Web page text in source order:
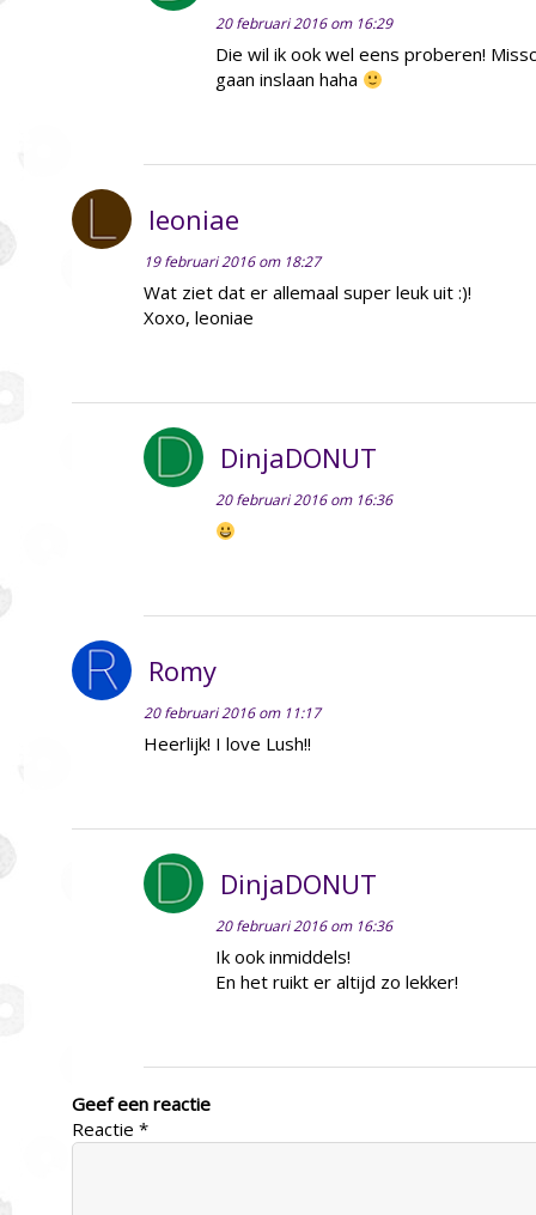
20 februari 2016 om 16:29
Die wil ik ook wel eens proberen!
gaan inslaan haha
leoniae
19 februari 2016 om 18:27
Wat ziet dat er allemaal super leuk uit :)!
Xoxo, leoniae
DinjaDONUT
20 februari 2016 om 16:36
Romy
20 februari 2016 om 11:17
Heerlijk! I love Lush!!
DinjaDONUT
20 februari 2016 om 16:36
Ik ook inmiddels!
En het ruikt er altijd zo lekker!
Geef een reactie
Reactie *